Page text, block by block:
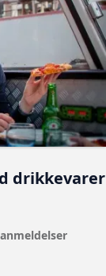
drikkevarer